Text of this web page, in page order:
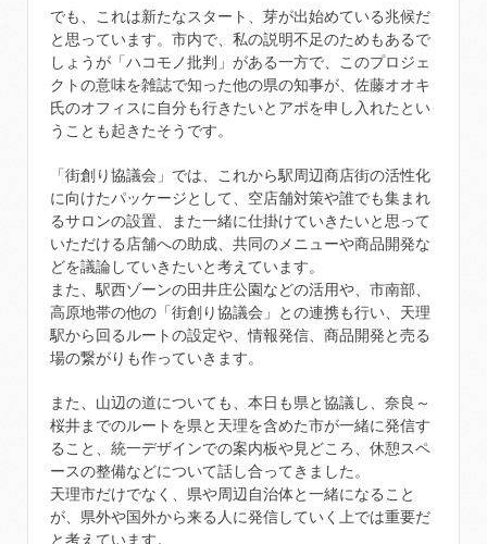
でも、これは新たなスタート、芽が出始めている兆候だ
と思っています。市内で、私の説明不足のためもあるで
しょうが「ハコモノ批判」がある一方で、このプロジェ
クトの意味を雑誌で知った他の県の知事が、佐藤オオキ
氏のオフィスに自分も行きたいとアポを申し入れたとい
うことも起きたそうです。
「街創り協議会」では、これから駅周辺商店街の活性化
に向けたパッケージとして、空店舗対策や誰でも集まれ
るサロンの設置、また一緒に仕掛けていきたいと思って
いただける店舗への助成、共同のメニューや商品開発な
どを議論していきたいと考えています。
また、駅西ゾーンの田井庄公園などの活用や、市南部、
高原地帯の他の「街創り協議会」との連携も行い、天理
駅から回るルートの設定や、情報発信、商品開発と売る
場の繋がりも作っていきます。
また、山辺の道についても、本日も県と協議し、奈良～
桜井までのルートを県と天理を含めた市が一緒に発信す
ること、統一デザインでの案内板や見どころ、休憩スペ
ースの整備などについて話し合ってきました。
天理市だけでなく、県や周辺自治体と一緒になること
が、県外や国外から来る人に発信していく上では重要だ
と考えています。